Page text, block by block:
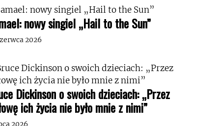
nowy singiel „Hail to the Sun”
2026
Dickinson o swoich dzieciach: „Przez
ich życia nie było mnie z nimi”
2026